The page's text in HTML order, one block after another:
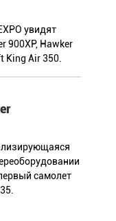
увидят
900XP, Hawker
King Air 350.
самолет